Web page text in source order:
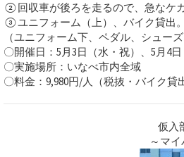
②回収車が後ろを走るので、急なケ
③ユニフォーム（上）、バイク貸出。
（ユニフォーム下、ペダル、シュー
〇開催日：5月3日（水・祝）、5月4日
〇実施場所：いなべ市内全域
〇料金：9,980円/人（税抜・バイク貸
仮入
～マイ